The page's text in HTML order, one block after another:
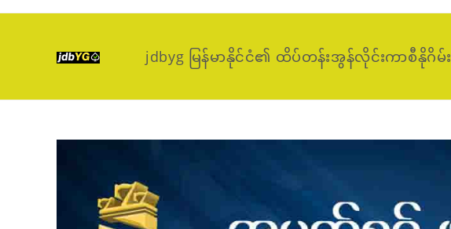
jdbyg မြန်မာနိုင်ငံ၏ ထိပ်တန်းအွန်လိုင်းကာစီနိုဂိမ်း